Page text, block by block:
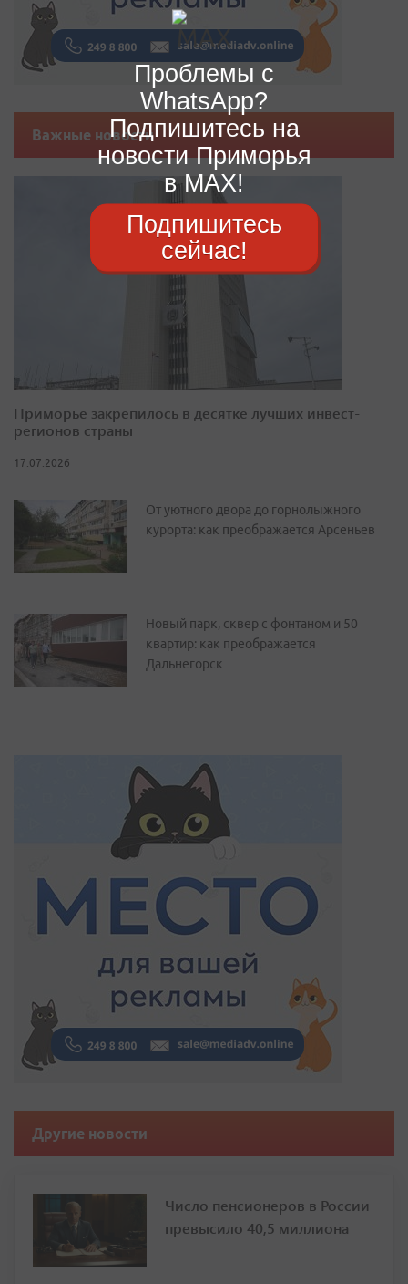
Важные новости
Приморье закрепилось в десятке лучших инвест-
регионов страны
17.07.2026
От уютного двора до горнолыжного
курорта: как преображается Арсеньев
Новый парк, сквер с фонтаном и 50
квартир: как преображается
Дальнегорск
Другие новости
Число пенсионеров в России
превысило 40,5 миллиона
Проблемы с
WhatsApp?
Подпишитесь на
новости Приморья
в MAX!
Подпишитесь
сейчас!